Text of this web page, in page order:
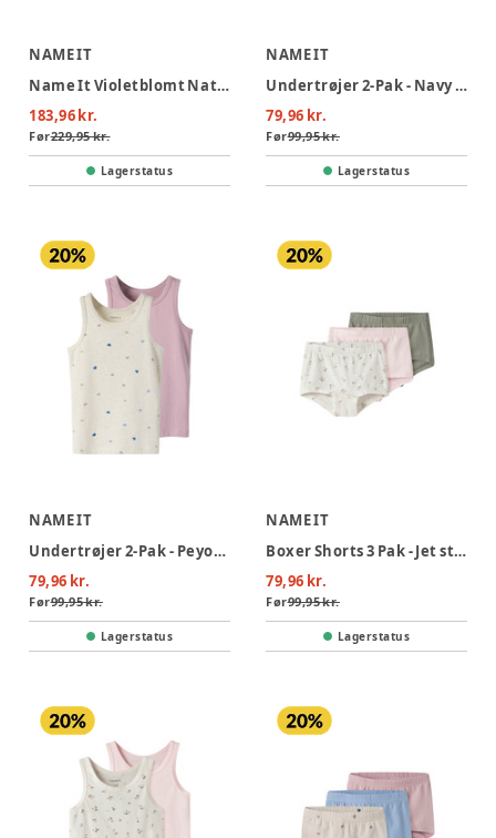
NAME IT
Name It Violetblomt Natdragt m. Lynlås 2-Pak - Violet Ice
183,96 kr.
Før229,95 kr.
Lagerstatus
NAME IT
Undertrøjer 2-Pak - Navy blazer
79,96 kr.
Før99,95 kr.
Lagerstatus
NAME IT
Undertrøjer 2-Pak - Peyote melange
79,96 kr.
Før99,95 kr.
Lagerstatus
NAME IT
Boxer Shorts 3 Pak - Jet stream
79,96 kr.
Før99,95 kr.
Lagerstatus